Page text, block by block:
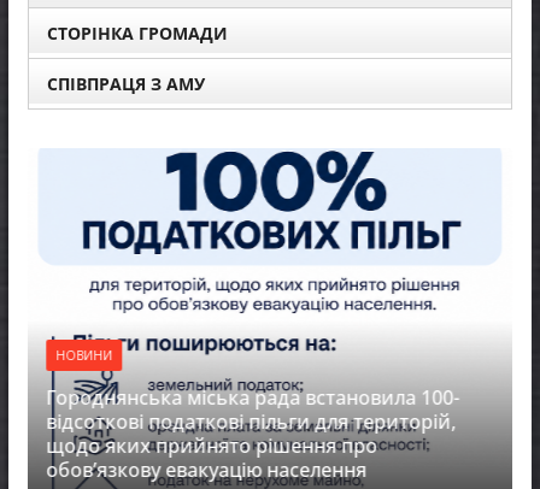
СТОРІНКА ГРОМАДИ
СПІВПРАЦЯ З АМУ
НОВИНИ
Городнянська міська рада встановила 100-
відсоткові податкові пільги для територій,
щодо яких прийнято рішення про
обов’язкову евакуацію населення